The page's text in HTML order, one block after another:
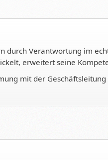
durch Verantwortung im
erweitert seine
mit der